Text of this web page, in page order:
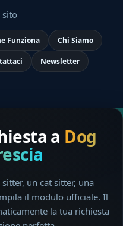
sito
Funziona Chi Siamo
Newsletter
a Dog
un cat sitter, una
il modulo ufficiale. Il
la tua richiesta